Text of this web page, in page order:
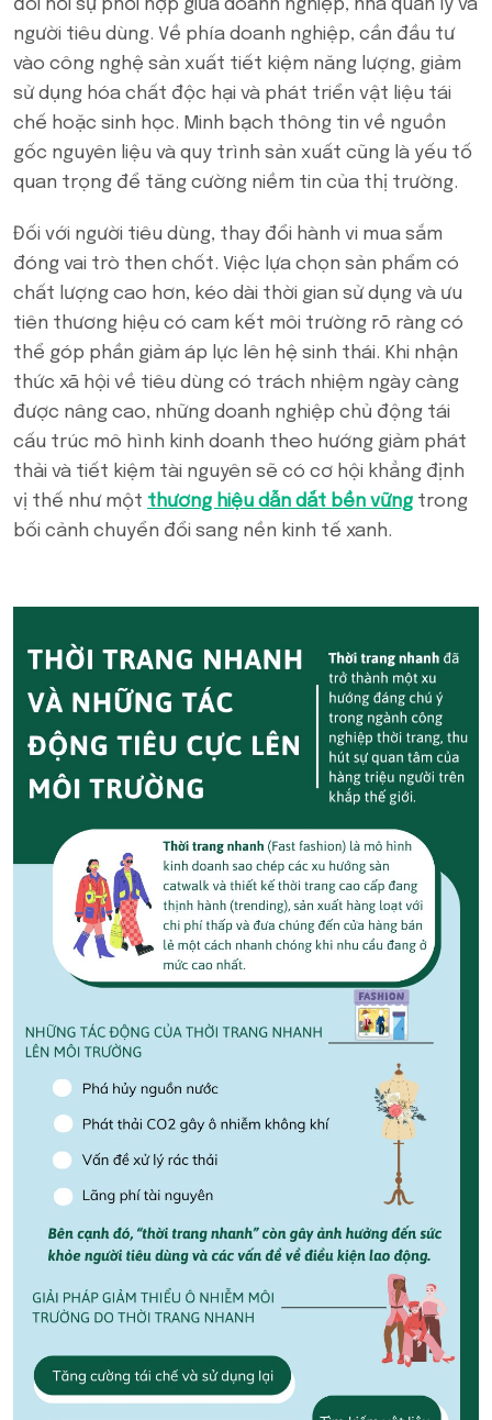
đòi hỏi sự phối hợp giữa doanh nghiệp, nhà quản lý và
người tiêu dùng. Về phía doanh nghiệp, cần đầu tư
vào công nghệ sản xuất tiết kiệm năng lượng, giảm
sử dụng hóa chất độc hại và phát triển vật liệu tái
chế hoặc sinh học. Minh bạch thông tin về nguồn
gốc nguyên liệu và quy trình sản xuất cũng là yếu tố
quan trọng để tăng cường niềm tin của thị trường.
Đối với người tiêu dùng, thay đổi hành vi mua sắm
đóng vai trò then chốt. Việc lựa chọn sản phẩm có
chất lượng cao hơn, kéo dài thời gian sử dụng và ưu
tiên thương hiệu có cam kết môi trường rõ ràng có
thể góp phần giảm áp lực lên hệ sinh thái. Khi nhận
thức xã hội về tiêu dùng có trách nhiệm ngày càng
được nâng cao, những doanh nghiệp chủ động tái
cấu trúc mô hình kinh doanh theo hướng giảm phát
thải và tiết kiệm tài nguyên sẽ có cơ hội khẳng định
vị thế như một thương hiệu dẫn dắt bền vững trong
bối cảnh chuyển đổi sang nền kinh tế xanh.